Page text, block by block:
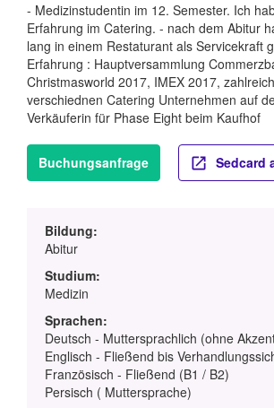
- Medizinstudentin im 12. Semester. Ich
Erfahrung im Catering. - nach dem Abitur
lang in einem Restaturant als Servicekraft
Erfahrung : Hauptversammlung
Christmasworld 2017, IMEX 2017,
verschiednen Catering Unternehmen auf
Verkäuferin für Phase Eight beim Kaufhof
Buchungsanfrage Sedcard
Bildung:
Abitur
Studium:
Medizin
Sprachen:
Deutsch - Muttersprachlich (ohne
Englisch - Fließend bis
Französisch - Fließend (B1 / B2)
Persisch ( Muttersprache)